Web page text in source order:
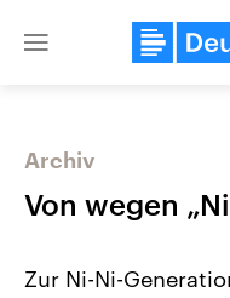
Close
Archiv
Von wegen
Zur Ni-Ni-